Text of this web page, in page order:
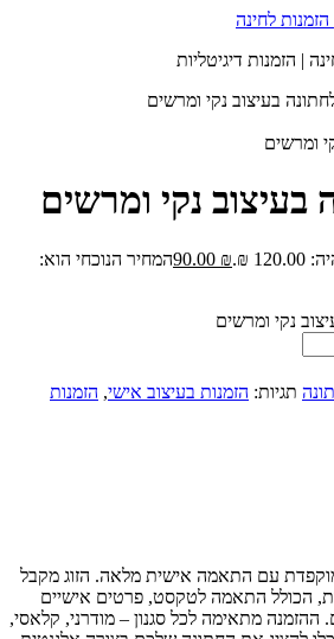
| הזמנות דיגיטליות
בעיצוב נקי ומרשים
בעיצוב נקי ומרשים
₪.
90.00 ₪
המחיר הנוכחי הוא:
נקי ומרשים
תגיות: הזמנות בעיצוב אישי, הזמנות
עם התאמה אישית מלאה. הזוג מקבל
הכולל התאמה לטקסט, פרטים אישיים
ההזמנה מתאימה לכל סגנון – מודרני, קלאסי,